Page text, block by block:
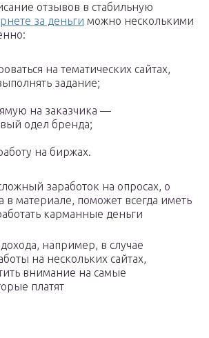
отзывов в стабильную
за деньги можно несколькими
на тематических сайтах,
задание;
на заказчика —
одел бренда;
на биржах.
заработок на опросах, о
в материале, поможет всегда иметь
карманные деньги
например, в случае
на нескольких сайтах,
внимание на самые
платят